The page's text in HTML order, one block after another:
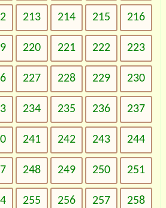
213 214 215 216
220 221 222 223
227 228 229 230
234 235 236 237
241 242 243 244
248 249 250 251
255 256 257 258